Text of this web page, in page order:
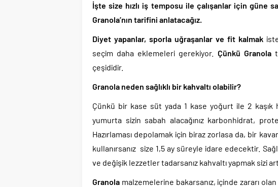
İşte size hızlı iş temposu ile çalışanlar için güne
Granola’nın tarifini anlatacağız.
Diyet yapanlar, sporla uğraşanlar ve fit kalmak
seçim daha eklemeleri gerekiyor. Çünkü Granola
çeşididir.
Granola neden sağlıklı bir kahvaltı olabilir?
Çünkü bir kase süt yada 1 kase yoğurt ile 2 kaşık
yumurta sizin sabah alacağınız karbonhidrat,
Hazırlaması depolamak için biraz zorlasa da, bir
kullanırsanız size 1,5 ay süreyle idare edecektir.
ve değişik lezzetler tadarsanız kahvaltı yapmak sizi
Granola malzemelerine bakarsanız, içinde zararı